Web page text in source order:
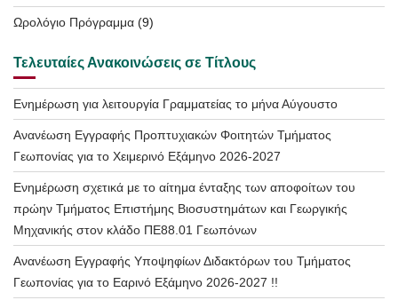
Ωρολόγιο Πρόγραμμα (9)
Τελευταίες Ανακοινώσεις σε Τίτλους
Ενημέρωση για λειτουργία Γραμματείας το μήνα Αύγουστο
Ανανέωση Εγγραφής Προπτυχιακών Φοιτητών Τμήματος
Γεωπονίας για το Χειμερινό Εξάμηνο 2026-2027
Ενημέρωση σχετικά με το αίτημα ένταξης των αποφοίτων του
πρώην Τμήματος Επιστήμης Βιοσυστημάτων και Γεωργικής
Μηχανικής στον κλάδο ΠΕ88.01 Γεωπόνων
Ανανέωση Εγγραφής Υποψηφίων Διδακτόρων του Τμήματος
Γεωπονίας για το Εαρινό Εξάμηνο 2026-2027 !!